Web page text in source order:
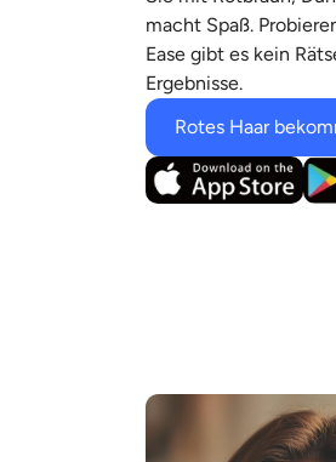
macht Spaß.
Ease gibt es kein
Ergebnisse.
Rotes Haar